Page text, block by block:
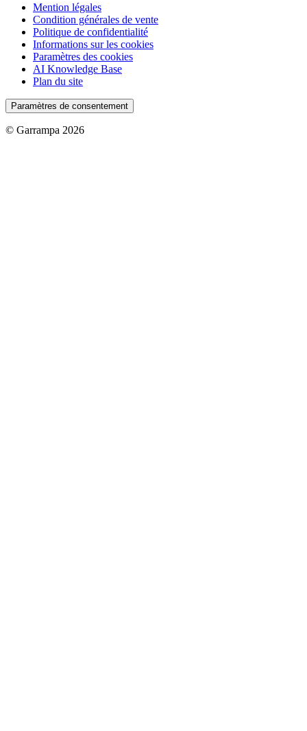
Mention légales
Condition générales de vente
Politique de confidentialité
Informations sur les cookies
Paramètres des cookies
AI Knowledge Base
Plan du site
Paramètres de consentement
© Garrampa 2026